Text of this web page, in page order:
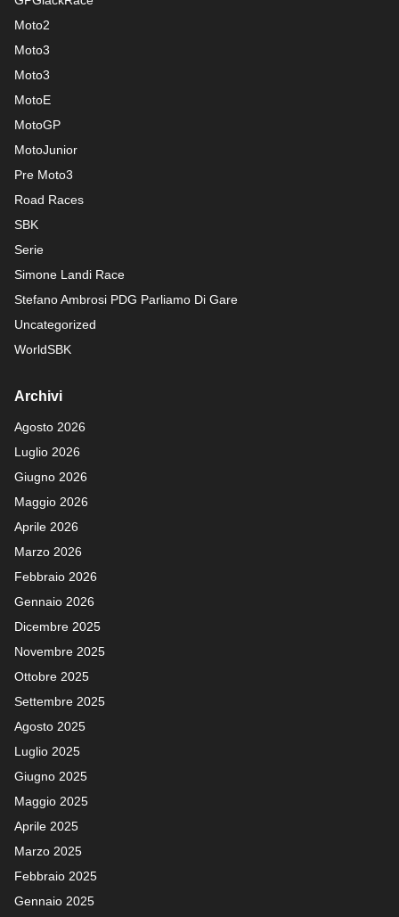
Moto2
Moto3
Moto3
MotoE
MotoGP
MotoJunior
Pre Moto3
Road Races
SBK
Serie
Simone Landi Race
Stefano Ambrosi PDG Parliamo Di Gare
Uncategorized
WorldSBK
Archivi
Agosto 2026
Luglio 2026
Giugno 2026
Maggio 2026
Aprile 2026
Marzo 2026
Febbraio 2026
Gennaio 2026
Dicembre 2025
Novembre 2025
Ottobre 2025
Settembre 2025
Agosto 2025
Luglio 2025
Giugno 2025
Maggio 2025
Aprile 2025
Marzo 2025
Febbraio 2025
Gennaio 2025